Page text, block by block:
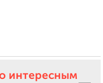
интересным